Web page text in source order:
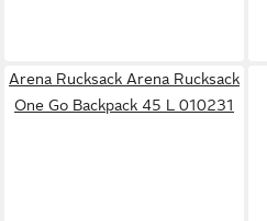
Arena Rucksack Arena Rucksack
One Go Backpack 45 L 010231